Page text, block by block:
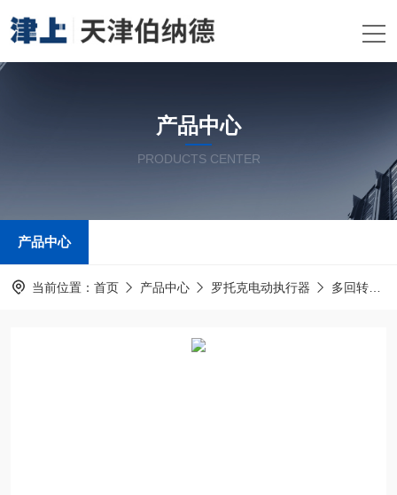
产品中心
PRODUCTS CENTER
产品中心
当前位置： 首页 产品中心 罗托克电动执行器 多回转电动装置